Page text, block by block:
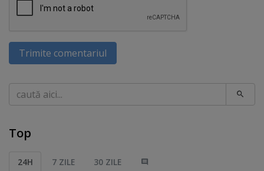
Trimite comentariul
Caută
Top
24H 7 ZILE 30 ZILE